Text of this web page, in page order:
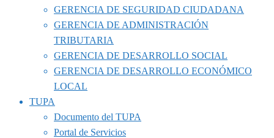
GERENCIA DE SEGURIDAD CIUDADANA
GERENCIA DE ADMINISTRACIÓN
TRIBUTARIA
GERENCIA DE DESARROLLO SOCIAL
GERENCIA DE DESARROLLO ECONÓMICO
LOCAL
TUPA
Documento del TUPA
Portal de Servicios